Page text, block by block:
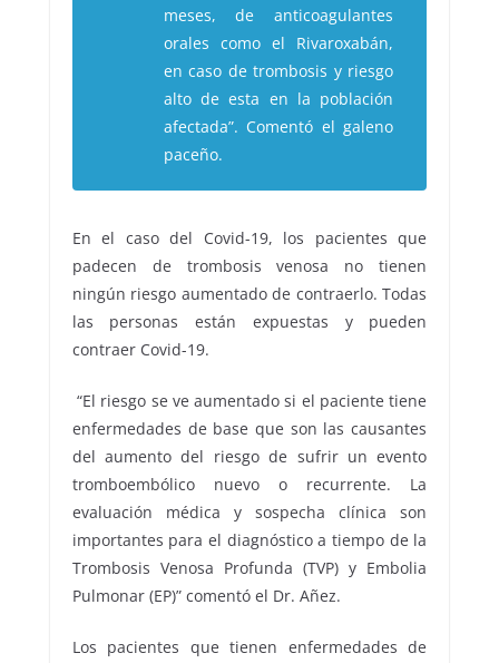
meses, de anticoagulantes
orales como el Rivaroxabán,
en caso de trombosis y riesgo
alto de esta en la población
afectada”. Comentó el galeno
paceño.
En el caso del Covid-19, los pacientes que
padecen de trombosis venosa no tienen
ningún riesgo aumentado de contraerlo. Todas
las personas están expuestas y pueden
contraer Covid-19.
“El riesgo se ve aumentado si el paciente tiene
enfermedades de base que son las causantes
del aumento del riesgo de sufrir un evento
tromboembólico nuevo o recurrente. La
evaluación médica y sospecha clínica son
importantes para el diagnóstico a tiempo de la
Trombosis Venosa Profunda (TVP) y Embolia
Pulmonar (EP)” comentó el Dr. Añez.
Los pacientes que tienen enfermedades de